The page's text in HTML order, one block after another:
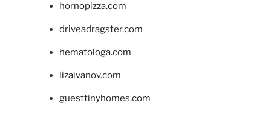
hornopizza.com
driveadragster.com
hematologa.com
lizaivanov.com
guesttinyhomes.com